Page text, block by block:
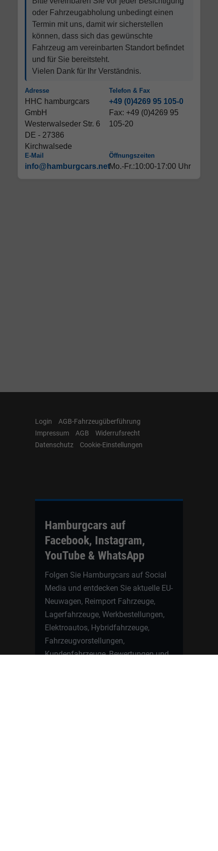
oder Fahrzeugabholung unbedingt einen
Termin mit uns, damit wir sicherstellen
können, dass sich das gewünschte
Fahrzeug am vereinbarten Standort befindet
und für Sie bereitsteht.
Vielen Dank für Ihr Verständnis.
Adresse
HHC hamburgcars
GmbH
Westerwalseder Str. 6
DE - 27386
Kirchwalsede
Telefon & Fax
+49 (0)4269 95 105-0
Fax: +49 (0)4269 95
105-20
E-Mail
info@hamburgcars.net
Öffnungszeiten
Mo.-Fr.:10:00-17:00 Uhr
Login
AGB-Fahrzeugüberführung
Impressum
AGB
Widerrufsrecht
Datenschutz
Cookie-Einstellungen
Hamburgcars auf
Facebook, Instagram,
YouTube & WhatsApp
Folgen Sie Hamburgcars auf Social
Media und entdecken Sie aktuelle EU-
Neuwagen, Reimport Fahrzeuge,
Lagerfahrzeuge, Werkbestellungen,
Elektroautos, Hybridfahrzeuge,
Fahrzeugvorstellungen,
Kundenfahrzeuge, Bewertungen und